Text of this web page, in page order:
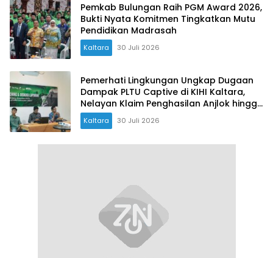
Pemkab Bulungan Raih PGM Award 2026,
Bukti Nyata Komitmen Tingkatkan Mutu
Pendidikan Madrasah
Kaltara 30 Juli 2026
Pemerhati Lingkungan Ungkap Dugaan
Dampak PLTU Captive di KIHI Kaltara,
Nelayan Klaim Penghasilan Anjlok hingga
90 Persen
Kaltara 30 Juli 2026